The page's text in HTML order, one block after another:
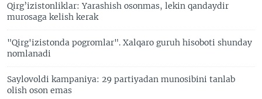
Qirg’izistonliklar: Yarashish osonmas, lekin qandaydir
murosaga kelish kerak
"Qirg'izistonda pogromlar". Xalqaro guruh hisoboti shunday
nomlanadi
Saylovoldi kampaniya: 29 partiyadan munosibini tanlab
olish oson emas